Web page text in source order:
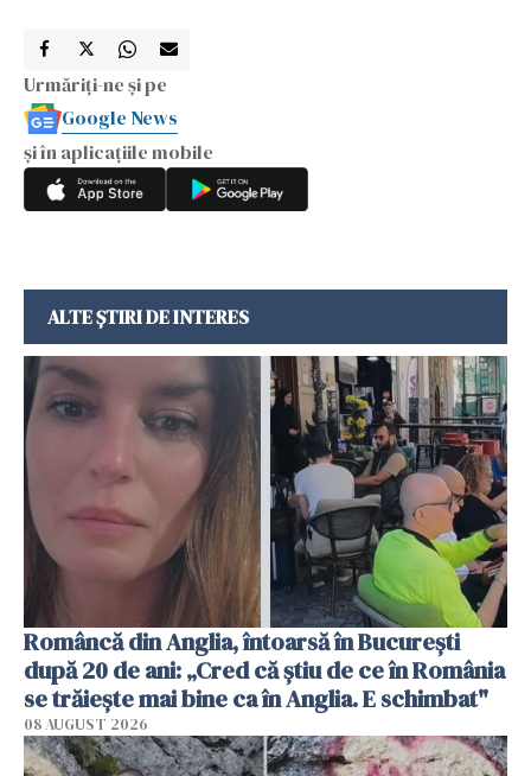
Urmăriți-ne și pe
Google News
și în aplicațiile mobile
ALTE ȘTIRI DE INTERES
Româncă din Anglia, întoarsă în București
după 20 de ani: „Cred că știu de ce în România
se trăiește mai bine ca în Anglia. E schimbat"
08 AUGUST 2026